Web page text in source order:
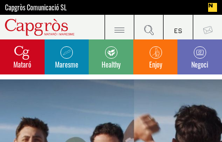
Capgròs Comunicació SL
Mataró Maresme Healthy Enjoy Negoci